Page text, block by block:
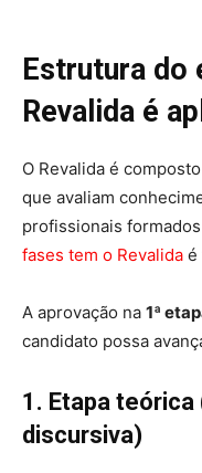
Estrutura do
Revalida é
O Revalida é
que avaliam
profissionais
fases tem o Revalida é
A aprovação na 1ª
candidato possa
1. Etapa
discursiva)